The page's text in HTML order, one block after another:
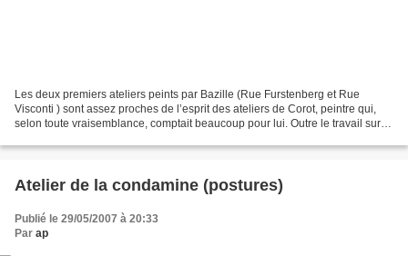
Les deux premiers ateliers peints par Bazille (Rue Furstenberg et Rue
Visconti ) sont assez proches de l’esprit des ateliers de Corot, peintre qui,
selon toute vraisemblance, comptait beaucoup pour lui. Outre le travail sur la
Atelier de la condamine (postures)
Publié le 29/05/2007 à 20:33
Par ap